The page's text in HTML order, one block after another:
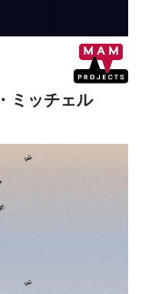
ミッチェル